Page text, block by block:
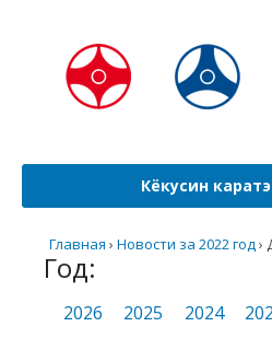
Кёкусин
Главная › Новости за 2022 год›
Год:
2026 2025 2024